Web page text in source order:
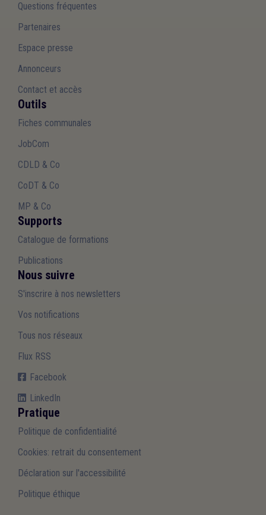
Questions fréquentes
Partenaires
Espace presse
Annonceurs
Contact et accès
Outils
Fiches communales
JobCom
CDLD & Co
CoDT & Co
MP & Co
Supports
Catalogue de formations
Publications
Nous suivre
S'inscrire à nos newsletters
Vos notifications
Tous nos réseaux
Flux RSS
Facebook
LinkedIn
Pratique
Politique de confidentialité
Cookies: retrait du consentement
Déclaration sur l'accessibilité
Politique éthique